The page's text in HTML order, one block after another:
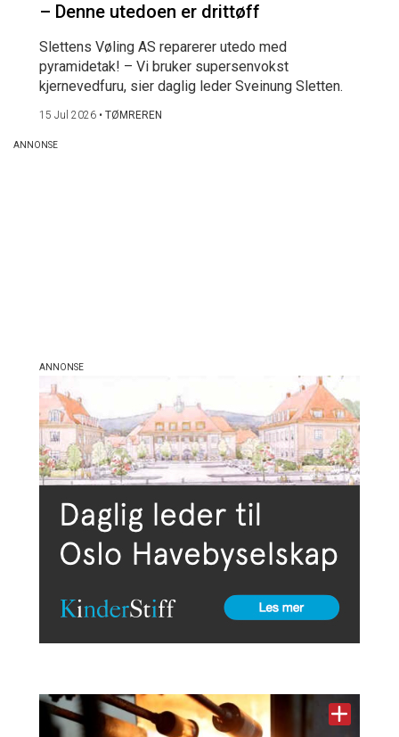
– Denne utedoen er drittøff
Slettens Vøling AS reparerer utedo med
pyramidetak! – Vi bruker supersenvokst
kjernevedfuru, sier daglig leder Sveinung Sletten.
15 Jul 2026 • TØMREREN